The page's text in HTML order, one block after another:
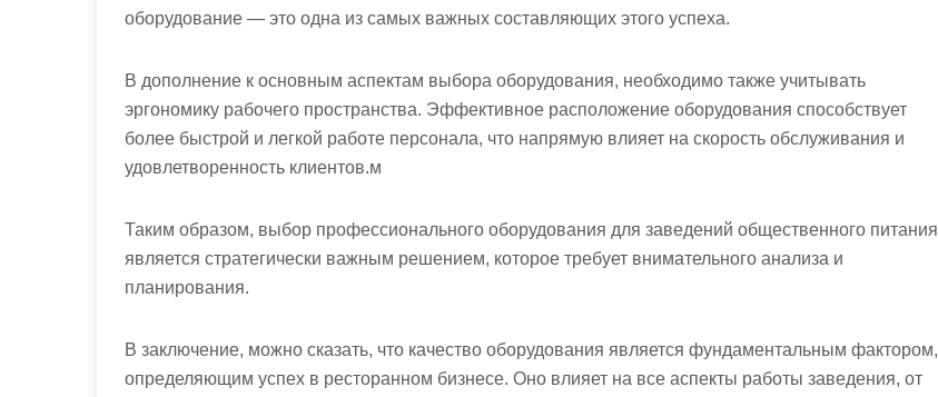
оборудование — это одна из самых важных составляющих этого успеха.
В дополнение к основным аспектам выбора оборудования, необходимо также учитывать
эргономику рабочего пространства. Эффективное расположение оборудования способствует
более быстрой и легкой работе персонала, что напрямую влияет на скорость обслуживания и
удовлетворенность клиентов.м
Таким образом, выбор профессионального оборудования для заведений общественного питания
является стратегически важным решением, которое требует внимательного анализа и
планирования.
В заключение, можно сказать, что качество оборудования является фундаментальным фактором,
определяющим успех в ресторанном бизнесе. Оно влияет на все аспекты работы заведения, от